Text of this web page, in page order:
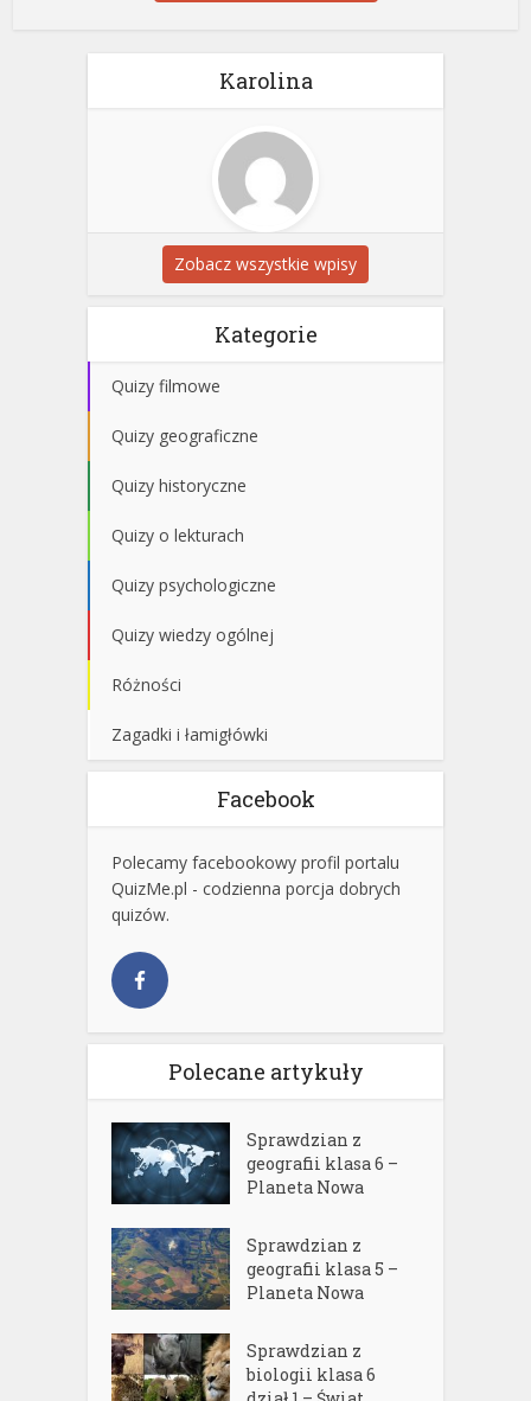
Karolina
Zobacz wszystkie wpisy
Kategorie
Quizy filmowe
Quizy geograficzne
Quizy historyczne
Quizy o lekturach
Quizy psychologiczne
Quizy wiedzy ogólnej
Różności
Zagadki i łamigłówki
Facebook
Polecamy facebookowy profil portalu
QuizMe.pl - codzienna porcja dobrych
quizów.
Polecane artykuły
Sprawdzian z
geografii klasa 6 –
Planeta Nowa
Sprawdzian z
geografii klasa 5 –
Planeta Nowa
Sprawdzian z
biologii klasa 6